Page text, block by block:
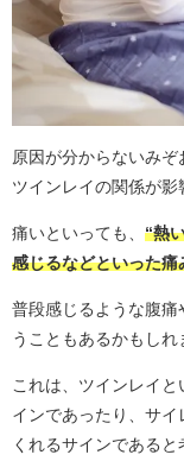
原因が分からないみぞ
ツインレイの関係が影
痛いといっても、 “熱
感じるなどといった痛
普段感じるような腹
うこともあるかもしれ
これは、ツインレイ
インであったり、サ
くれるサインであると